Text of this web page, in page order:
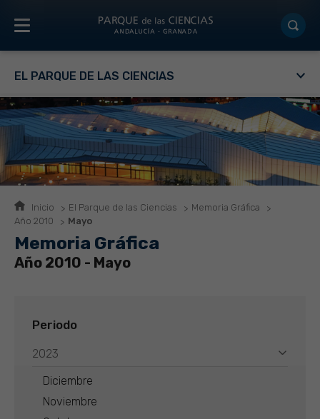
EL PARQUE DE LAS CIENCIAS
Inicio El Parque de las Ciencias
Memoria Gráfica
Año 2010
Mayo
Memoria Gráfica
Año 2010 - Mayo
Periodo
2023
Diciembre
Noviembre